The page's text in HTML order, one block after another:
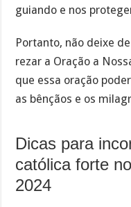
guiando e nos
Portanto, não deixe
rezar a Oração a
que essa oração
as bênçãos e os
Dicas para
católica forte
2024